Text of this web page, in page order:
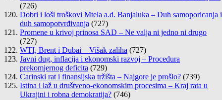
(726)
Dobri i loši troškovi Mtela a.d. Banjaluka – Duh samoporicanja i
duh samopotvrđivanja (727)
Promene u krivoj prinosa SAD – Ne valja ni jedno ni drugo
(727)
WTI, Brent i Dubai – Višak zaliha (727)
Javni dug, inflacija i ekonomski razvoj – Procedura
prekomjernog deficita (729)
Carinski rat i finansijska tržišta – Najgore je prošlo? (739)
Istina i laž u društveno-ekonomskim procesima – Kraj rata u
Ukrajini i robna demokratija? (746)